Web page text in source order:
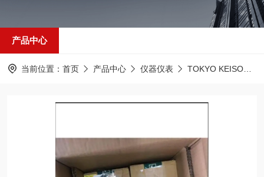
产品中心
当前位置： 首页 产品中心 仪器仪表 TOKYO KEISO东京计装